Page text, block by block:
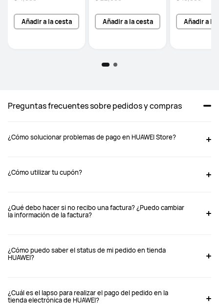
Añadir a la cesta Añadir a la cesta Añadir a la
Preguntas frecuentes sobre pedidos y compras
¿Cómo solucionar problemas de pago en HUAWEI Store?
¿Cómo utilizar tu cupón?
¿Qué debo hacer si no recibo una factura? ¿Puedo cambiar
la información de la factura?
¿Cómo puedo saber el status de mi pedido en tienda
HUAWEI?
¿Cuál es el lapso para realizar el pago del pedido en la
tienda electrónica de HUAWEI?